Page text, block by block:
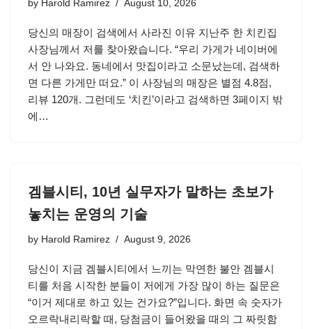
by Harold Ramirez August 10, 2026
당신의 매장이 검색에서 사라진 이유 지난주 한 치킨집
사장님께서 저를 찾아왔습니다. “우리 가게가 네이버에
서 안 나와요. 동네에서 맛집이라고 소문났는데, 검색하
면 다른 가게만 떠요.” 이 사장님의 매장은 별점 4.8점,
리뷰 120개. 그런데도 ‘치킨’이라고 검색하면 3페이지 밖
에…
겜블시티, 10년 실무자가 말하는 초보가
놓치는 운영의 기술
by Harold Ramirez August 9, 2026
당신이 지금 겜블시티에서 느끼는 막연한 불안 겜블시
티를 처음 시작한 분들이 저에게 가장 많이 하는 질문은
“이거 제대로 하고 있는 건가요?”입니다. 화면 속 숫자가
오르락내리락할 때, 당첨금이 들어왔을 때의 그 짜릿함